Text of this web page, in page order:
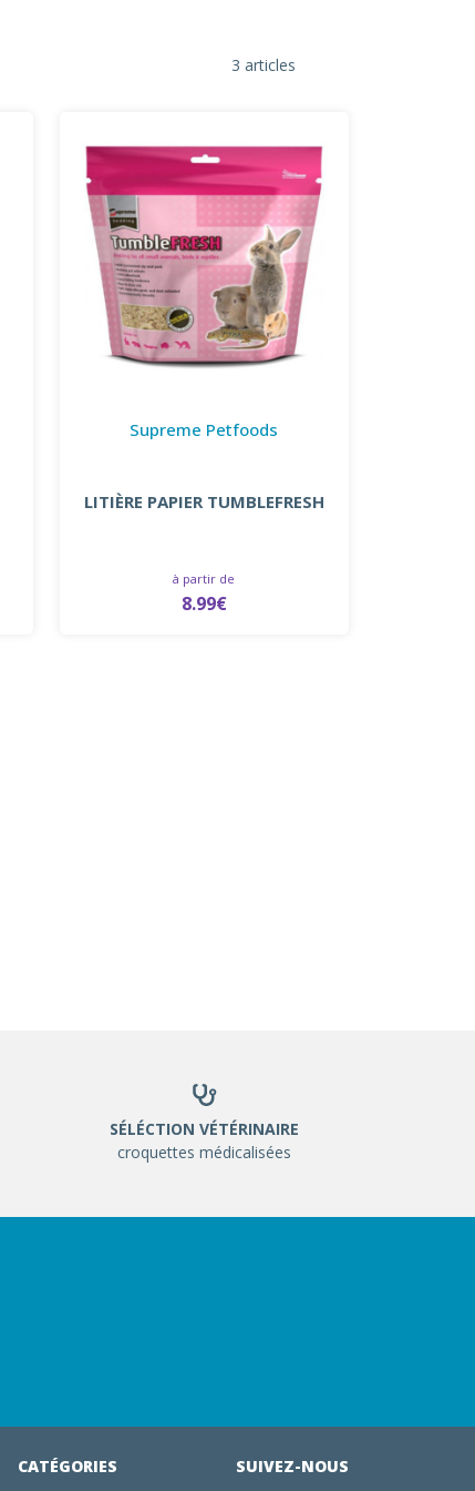
3 articles
Supreme Petfoods
LITIÈRE PAPIER TUMBLEFRESH
à partir de
8.99€
SÉLÉCTION VÉTÉRINAIRE
croquettes médicalisées
CATÉGORIES SUIVEZ-NOUS